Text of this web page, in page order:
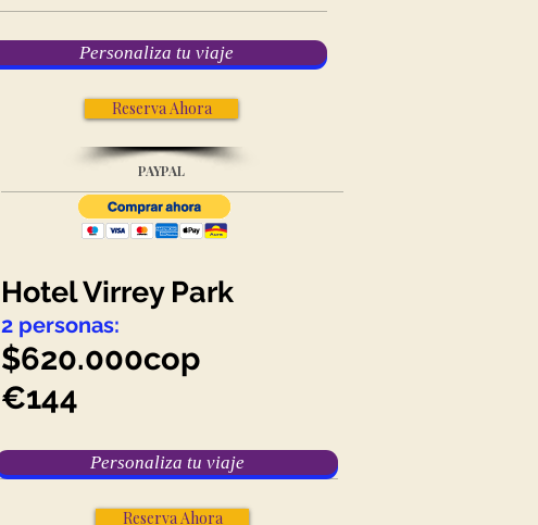
Personaliza tu viaje
Reserva Ahora
PAYPAL
Hotel Virrey Park
2 personas:
$620.000cop
€144
Personaliza tu viaje
Reserva Ahora